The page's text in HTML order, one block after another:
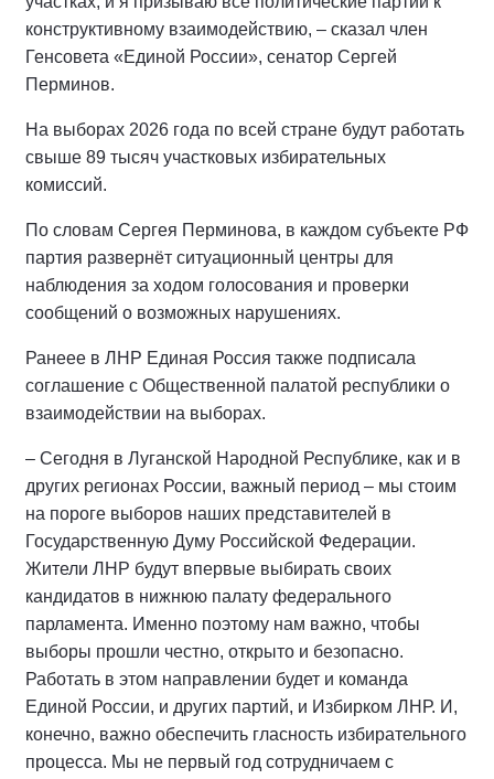
конструктивному взаимодействию, – сказал член
Генсовета «Единой России», сенатор Сергей
Перминов.
На выборах 2026 года по всей стране будут работать
свыше 89 тысяч участковых избирательных
комиссий.
По словам Сергея Перминова, в каждом субъекте РФ
партия развернёт ситуационный центры для
наблюдения за ходом голосования и проверки
сообщений о возможных нарушениях.
Ранеее в ЛНР Единая Россия также подписала
соглашение с Общественной палатой республики о
взаимодействии на выборах.
– Сегодня в Луганской Народной Республике, как и в
других регионах России, важный период – мы стоим
на пороге выборов наших представителей в
Государственную Думу Российской Федерации.
Жители ЛНР будут впервые выбирать своих
кандидатов в нижнюю палату федерального
парламента. Именно поэтому нам важно, чтобы
выборы прошли честно, открыто и безопасно.
Работать в этом направлении будет и команда
Единой России, и других партий, и Избирком ЛНР. И,
конечно, важно обеспечить гласность избирательного
процесса. Мы не первый год сотрудничаем с